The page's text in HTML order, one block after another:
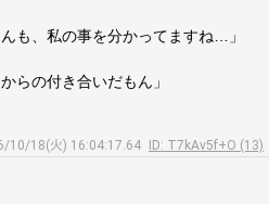
も、私の事を分かってますね…」
らの付き合いだもん」
10/18(火) 16:04:17.64
ID: T7kAv5f+O (13)